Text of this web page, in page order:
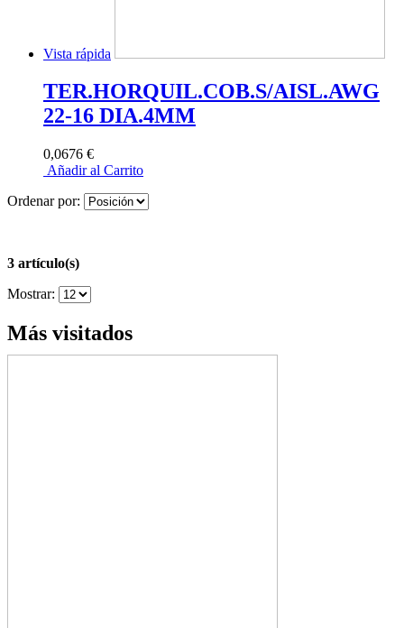
Vista rápida
TER.HORQUIL.COB.S/AISL.AWG
22-16 DIA.4MM
0,0676 €
Añadir al Carrito
Ordenar por:
3 artículo(s)
Mostrar:
Más visitados